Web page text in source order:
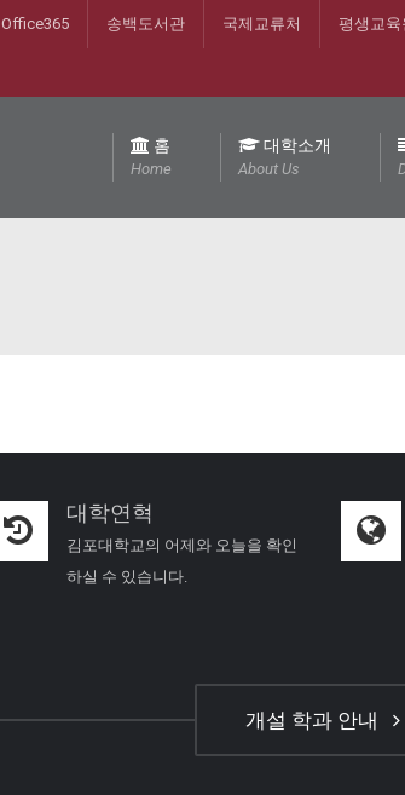
Office365 송백도서관 국제교류처 평생교육
홈
Home
대학소개
About Us
대학연혁
김포대학교의 어제와 오늘을 확인
하실 수 있습니다.
개설 학과 안내